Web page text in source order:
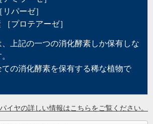
パーゼ］
プロテアーゼ］
上記の一つの消化酵素しか保有しな
の消化酵素を保有する稀な植物で
イヤの詳しい情報はこちらをご覧ください。